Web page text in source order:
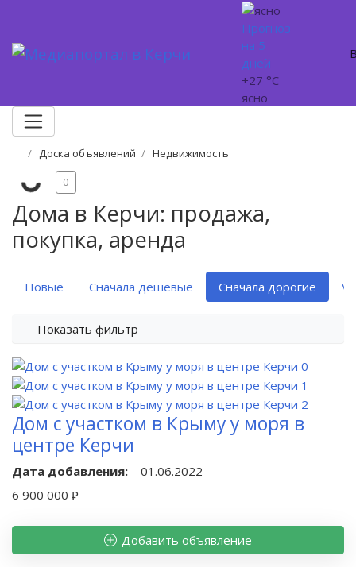
Прогноз
на 5
дней
+27 °C
ясно
Доска объявлений Недвижимость
Дома в Керчи: продажа,
покупка, аренда
0
Новые Сначала дешевые Сначала дорогие
Показать фильтр
Дом с участком в Крыму у моря в
центре Керчи
Дата добавления:
01.06.2022
6 900 000 ₽
Добавить объявление